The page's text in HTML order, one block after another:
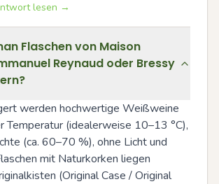
lesen →
Flaschen von Maison
Reynaud oder Bressy
werden hochwertige Weißweine
Temperatur (idealerweise 10–13 °C),
(ca. 60–70 %), ohne Licht und
mit Naturkorken liegen
(Original Case / Original